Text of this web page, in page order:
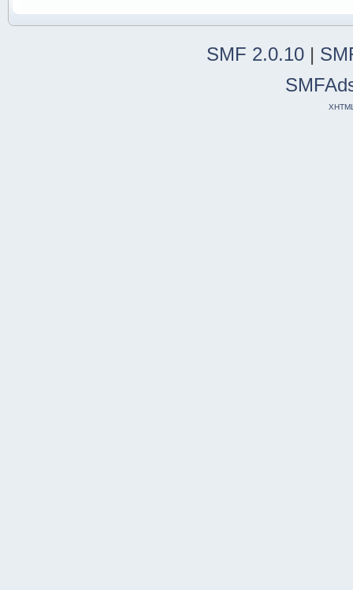
SMF 2.0.10|